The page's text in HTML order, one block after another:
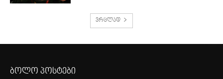
ვრცლად
ბოლო პოსტები